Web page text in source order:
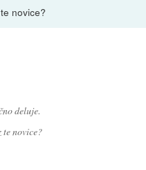
novice?
deluje.
te novice?